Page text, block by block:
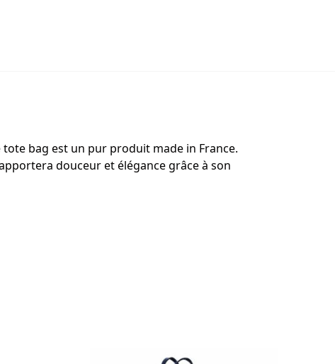
bag est un pur produit made in France.
douceur et élégance grâce à son